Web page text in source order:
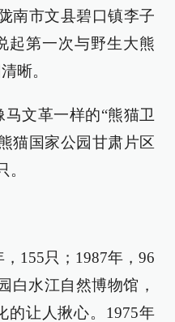
南市文县碧口镇李子
起第一次与野生大熊
晰。
文革一样的“熊猫卫
猫国家公园甘肃片区
155只；1987年，96
水江自然博物馆，
的让人揪心。1975年